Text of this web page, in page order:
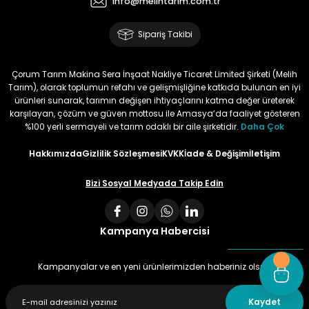
anda süs yoncasıyla ektim.
Bunun akibeti 2024 yazına belli
olacak
S... Ö... | 23/01/2024
Sipariş Takibi
Çorum Tarım Makina Sera İnşaat Nakliye Ticaret Limited Şirketi (Melih
Tarım), olarak toplumun refahı ve gelişmişliğine katkıda bulunan en iyi
ürünleri sunarak, tarımın değişen ihtiyaçlarını katma değer üreterek
karşılayan, çözüm ve güven mottosu ile Amasya’da faaliyet gösteren
%100 yerli sermayeli ve tarım odaklı bir aile şirketidir. Daha Çok
HakkımızdaGizlilik SözleşmesiKVKKİade & Değişimİletişim
Bizi Sosyal Medyada Takip Edin
Kampanya Habercisi
Kampanyalar ve en yeni ürünlerimizden haberiniz olsun
Kaydet